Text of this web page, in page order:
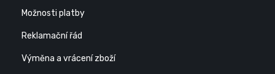
Možnosti platby
Reklamační řád
Výměna a vrácení zboží